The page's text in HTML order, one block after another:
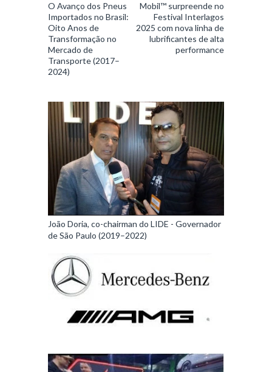
Mobil™ surpreende no
Festival Interlagos
2025 com nova linha de
lubrificantes de alta
performance
O Avanço dos Pneus
Importados no Brasil:
Oito Anos de
Transformação no
Mercado de
Transporte (2017–
2024)
João Doria, co-chairman do LIDE - Governador
de São Paulo (2019–2022)